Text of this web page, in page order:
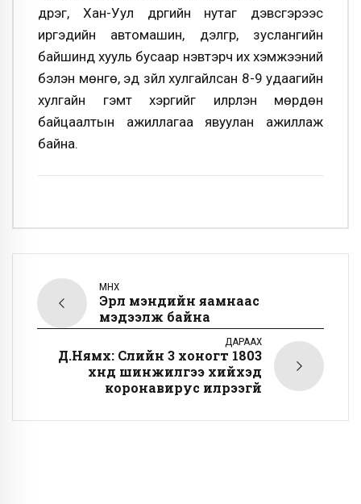
дүүрэг, Хан-Уул дүүргийн нутаг дэвсгэрээс
иргэдийн автомашин, дэлгүүр, зуслангийн
байшинд хууль бусаар нэвтэрч их хэмжээний
бэлэн мөнгө, эд зүйл хулгайлсан 8-9 удаагийн
хулгайн гэмт хэргийг илрүүлэн мөрдөн
байцаалтын ажиллагаа явуулан ажиллаж
байна.
ӨМНӨХ
Эрүүл мэндийн яамнаас
мэдээлж байна
ДАРААХ
Д.Нямхүү: Сүүлийн 3 хоногт 1803
хүнд шинжилгээ хийхэд
коронавирус илрээгүй